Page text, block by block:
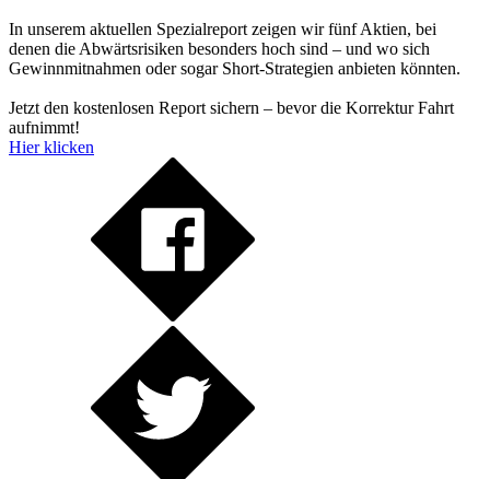
In unserem aktuellen Spezialreport zeigen wir fünf Aktien, bei
denen die Abwärtsrisiken besonders hoch sind – und wo sich
Gewinnmitnahmen oder sogar Short-Strategien anbieten könnten.
Jetzt den kostenlosen Report sichern – bevor die Korrektur Fahrt
aufnimmt!
Hier klicken